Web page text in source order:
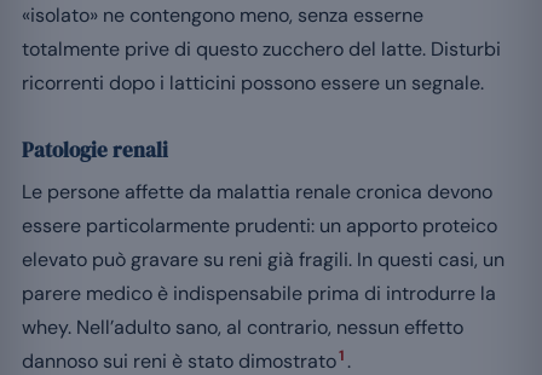
«isolato» ne contengono meno, senza esserne
totalmente prive di questo zucchero del latte. Disturbi
ricorrenti dopo i latticini possono essere un segnale.
Patologie renali
Le persone affette da malattia renale cronica devono
essere particolarmente prudenti: un apporto proteico
elevato può gravare su reni già fragili. In questi casi, un
parere medico è indispensabile prima di introdurre la
whey. Nell’adulto sano, al contrario, nessun effetto
dannoso sui reni è stato dimostrato1 .